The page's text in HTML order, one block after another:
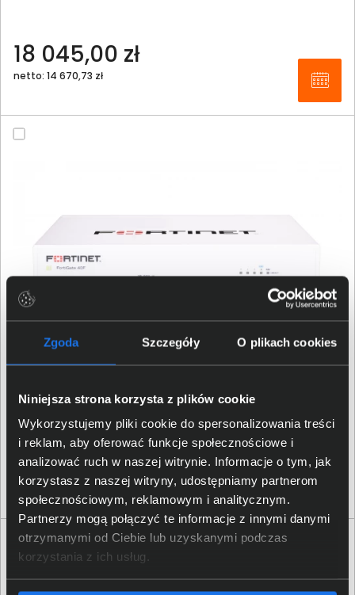
Zgoda Szczegóły O plikach cookies
Niniejsza strona korzysta z plików cookie
Wykorzystujemy pliki cookie do spersonalizowania treści
i reklam, aby oferować funkcje społecznościowe i
analizować ruch w naszej witrynie. Informacje o tym, jak
korzystasz z naszej witryny, udostępniamy partnerom
społecznościowym, reklamowym i analitycznym.
Partnerzy mogą połączyć te informacje z innymi danymi
otrzymanymi od Ciebie lub uzyskanymi podczas
korzystania z ich usług.
18 045,00 zł
netto: 14 670,73 zł
Unified Threat Protection (UTP) 5 lat
24 245,00 zł
netto: 19 711,38 zł